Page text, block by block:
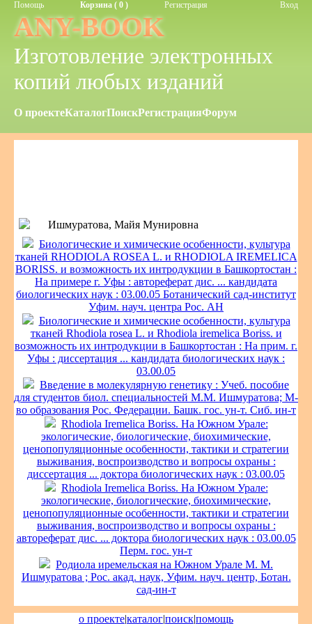
Помощь Корзина ( 0 ) Регистрация Вход
ANY-BOOK
Изготовление электронных
копий любых изданий
О проектеКаталогПоискРегистрацияФорум
Ишмуратова, Майя Мунировна
Биологические и химические особенности, культура
тканей RHODIOLA ROSEA L. и RHODIOLA IREMELICA
BORISS. и возможность их интродукции в Башкортостан :
На примере г. Уфы : автореферат дис. ... кандидата
биологических наук : 03.00.05 Ботанический сад-институт
Уфим. науч. центра Рос. АН
Биологические и химические особенности, культура
тканей Rhodiola rosea L. и Rhodiola iremelica Boriss. и
возможность их интродукции в Башкортостан : На прим. г.
Уфы : диссертация ... кандидата биологических наук :
03.00.05
Введение в молекулярную генетику : Учеб. пособие
для студентов биол. специальностей М.М. Ишмуратова; М-
во образования Рос. Федерации. Башк. гос. ун-т. Сиб. ин-т
Rhodiola Iremelica Boriss. На Южном Урале:
экологические, биологические, биохимические,
ценопопуляционные особенности, тактики и стратегии
выживания, воспроизводство и вопросы охраны :
диссертация ... доктора биологических наук : 03.00.05
Rhodiola Iremelica Boriss. На Южном Урале:
экологические, биологические, биохимические,
ценопопуляционные особенности, тактики и стратегии
выживания, воспроизводство и вопросы охраны :
автореферат дис. ... доктора биологических наук : 03.00.05
Перм. гос. ун-т
Родиола иремельская на Южном Урале М. М.
Ишмуратова ; Рос. акад. наук, Уфим. науч. центр, Ботан.
сад-ин-т
о проекте|каталог|поиск|помощь